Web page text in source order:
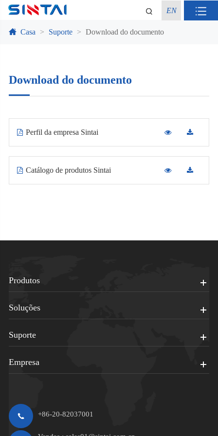
EN
Casa Suporte Download do documento
Download do documento
Perfil da empresa Sintai
Catálogo de produtos Sintai
Produtos
Soluções
Suporte
Empresa
+86-20-82037001